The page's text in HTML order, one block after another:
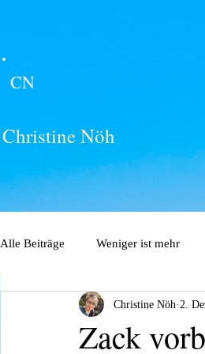
CN
Christine Nöh
Alle Beiträge Weniger ist mehr
Zack
Christine Nöh 2.